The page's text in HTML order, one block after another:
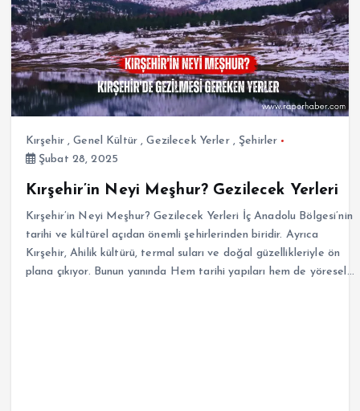
Kırşehir,Genel Kültür,Gezilecek Yerler, Şehirler
Şubat 28, 2025
Kırşehir’in Neyi Meşhur? Gezilecek Yerleri
Kırşehir’in Neyi Meşhur? Gezilecek Yerleri İç Anadolu Bölgesi’nin
tarihi ve kültürel açıdan önemli şehirlerinden biridir. Ayrıca
Kırşehir, Ahilik kültürü, termal suları ve doğal güzellikleriyle ön
plana çıkıyor. Bunun yanında Hem tarihi yapıları hem de yöresel…